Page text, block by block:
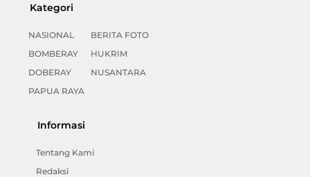
Kategori
NASIONAL
BOMBERAY
DOBERAY
PAPUA RAYA
BERITA FOTO
HUKRIM
NUSANTARA
Informasi
Tentang Kami
Redaksi